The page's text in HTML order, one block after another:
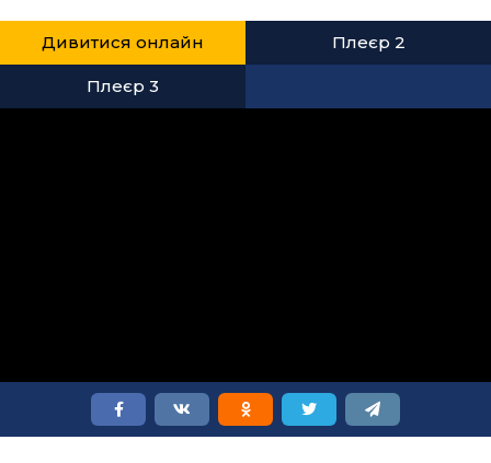
Дивитися онлайн Плеєр 2
Плеєр 3